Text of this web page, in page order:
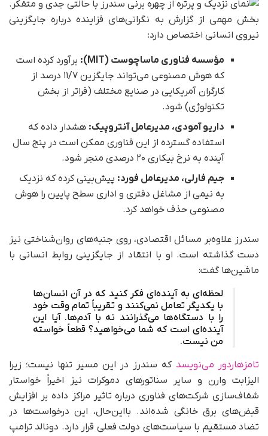
بخش مهمی از گزارش به نگرانی‌های فزاینده درباره جایگزینی
نیروی انسانی اختصاص دارد:
مؤسسه فناوری ماساچوست (MIT):
برآورد کرده است
که هوش مصنوعی می‌تواند جایگزین ۱۱/۷ درصد از
کارگران آمریکایی در صنایع مختلف (فراتر از بخش
تکنولوژی) شود.
داریو آمودی، مدیرعامل آنتروپیک: هشدار داده که
استفاده گسترده از این فناوری ممکن است در پنج سال
آینده به نرخ بیکاری ۲۰ درصدی منجر شود.
جیم فارلی، مدیرعامل فورد: پیش‌بینی کرده که نزدیک
به نیمی از مشاغل دفتری و اداری سطح پایین را هوش
مصنوعی حذف خواهد کرد.
سندرز علاوه‌بر مسائل اقتصادی، روی جنبه‌های روان‌شناختی نیز
دست گذاشته است. او با انتقاد از جایگزینی روابط انسانی با
ماشین‌ها گفت:
لحظه‌ای به آینده‌ای فکر کنید که در آن انسان‌ها
با یکدیگر تعامل نمی‌کنند و تقریباً تمام وقت خود
را با دستگاه‌ها می‌گذرانند نه با آدم‌ها. آیا این
آینده‌ای است که شما می‌خواهید؟ قطعاً خواسته
من نیست.
تامزهاردور می‌نویسد که سندرز در این مسیر تنها نیست؛ زیرا
الیزابت وارن و سایر سناتورهای دموکرات نیز اخیراً خواستار
شفاف‌سازی شرکت‌های فناوری درباره تاثیر مراکز داده بر افزایش
قبض‌های برق خانگی شده‌اند. با‌این‌حال، این درخواست‌ها در
تضاد مستقیم با سیاست‌های دولت فعلی قرار دارد. دونالد ترامپ